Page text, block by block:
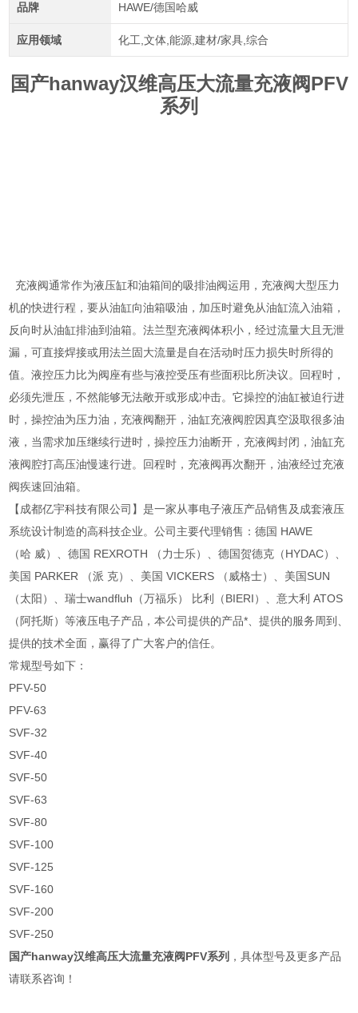
品牌 HAWE/德国哈威
应用领域 化工,文体,能源,建材/家具,综合
国产hanway汉维高压大流量充液阀PFV
系列
充液阀通常作为液压缸和油箱间的吸排油阀运用，充液阀大型压力
机的快进行程，要从油缸向油箱吸油，加压时避免从油缸流入油箱，
反向时从油缸排油到油箱。法兰型充液阀体积小，经过流量大且无泄
漏，可直接焊接或用法兰固大流量是自在活动时压力损失时所得的
值。液控压力比为阀座有些与液控受压有些面积比所决议。回程时，
必须先泄压，不然能够无法敞开或形成冲击。它操控的油缸被迫行进
时，操控油为压力油，充液阀翻开，油缸充液阀腔因真空汲取很多油
液，当需求加压继续行进时，操控压力油断开，充液阀封闭，油缸充
液阀腔打高压油慢速行进。回程时，充液阀再次翻开，油液经过充液
阀疾速回油箱。
【成都亿宇科技有限公司】是一家从事电子液压产品销售及成套液压
系统设计制造的高科技企业。公司主要代理销售：德国 HAWE
（哈 威）、德国 REXROTH （力士乐）、德国贺德克（HYDAC）、
美国 PARKER （派 克）、美国 VICKERS （威格士）、美国SUN
（太阳）、瑞士wandfluh（万福乐） 比利（BIERI）、意大利 ATOS
（阿托斯）等液压电子产品，本公司提供的产品*、提供的服务周到、
提供的技术全面，赢得了广大客户的信任。
常规型号如下：
PFV-50
PFV-63
SVF-32
SVF-40
SVF-50
SVF-63
SVF-80
SVF-100
SVF-125
SVF-160
SVF-200
SVF-250
国产hanway汉维高压大流量充液阀PFV系列 ，具体型号及更多产品
请联系咨询！